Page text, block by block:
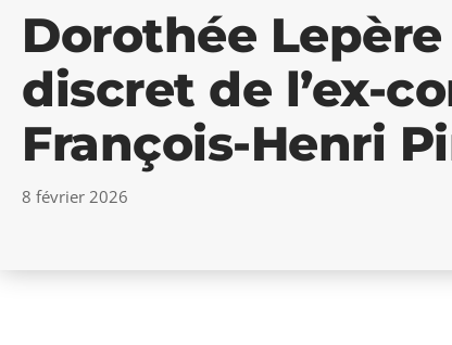
Dorothée
discret de l’ex-
François-Henri
8 février 2026